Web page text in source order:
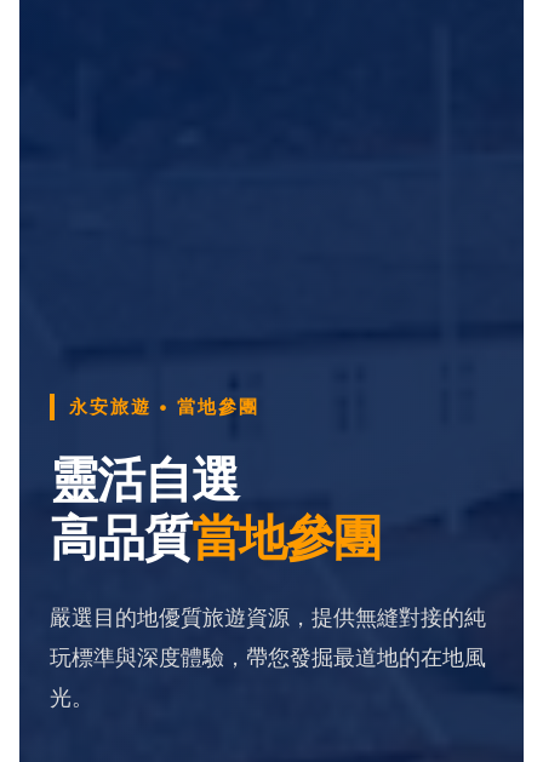
永安旅遊 • 當地參團
靈活自選
高品質當地參團
嚴選目的地優質旅遊資源，提供無縫對接的純
玩標準與深度體驗，帶您發掘最道地的在地風
光。